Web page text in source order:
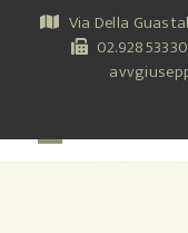
Via Della
02.92853330